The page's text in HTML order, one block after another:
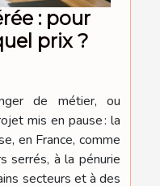
: pour
prix ?
de métier, ou
mis en pause : la
en France, comme
serrés, à la pénurie
secteurs et à des